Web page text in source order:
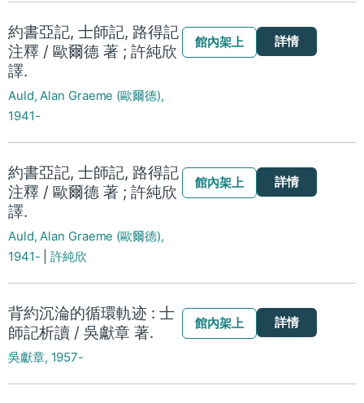
約書亞記, 士師記, 路得記
注釋 / 歐爾德 著 ; 許純欣
譯.
Auld, Alan Graeme (歐爾德),
1941-
館內架上 詳情
約書亞記, 士師記, 路得記
注釋 / 歐爾德 著 ; 許純欣
譯.
Auld, Alan Graeme (歐爾德),
1941- |許純欣
館內架上 詳情
背約沉淪的循環軌迹 : 士
師記析讀 / 吳獻章 著.
吳獻章, 1957-
館內架上 詳情